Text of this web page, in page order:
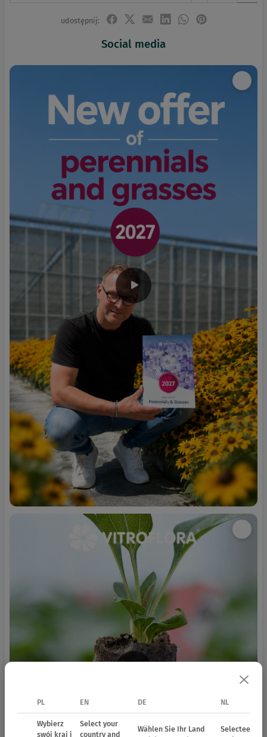
udostępnij:
Social media
PL EN DE NL
Wybierz
swój kraj i
Select your
country and
Wählen Sie Ihr Land
Selecteer uw